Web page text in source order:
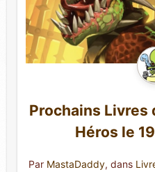
Prochains Livres
Héros le
Par MastaDaddy, dans